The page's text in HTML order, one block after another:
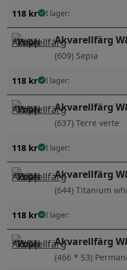
118 kr I lager:
Akvarellfärg
(609) Sepia
118 kr I lager:
Akvarellfärg
(637) Terre verte
118 kr I lager:
Akvarellfärg
(644) Titanium
118 kr I lager:
Akvarellfärg
(466 * S3)